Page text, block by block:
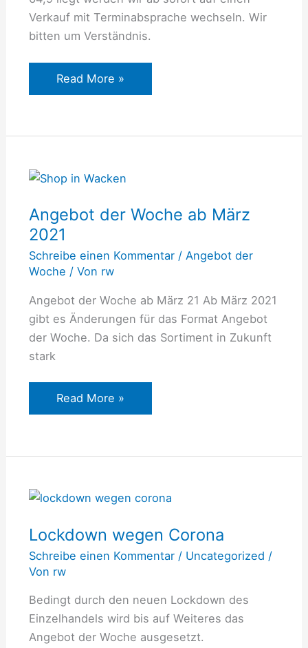
Verkauf mit Terminabsprache wechseln. Wir
bitten um Verständnis.
Read More »
Angebot der Woche ab März
2021
Schreibe einen Kommentar / Angebot der
Woche / Von rw
Angebot der Woche ab März 21 Ab März 2021
gibt es Änderungen für das Format Angebot
der Woche. Da sich das Sortiment in Zukunft
stark
Angebot
Woche
ab
März
2021
Read More »
Lockdown wegen Corona
Schreibe einen Kommentar / Uncategorized /
Von rw
Bedingt durch den neuen Lockdown des
Einzelhandels wird bis auf Weiteres das
Angebot der Woche ausgesetzt.
Lockdown
Corona